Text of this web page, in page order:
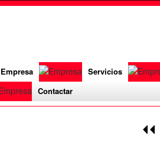
Empresa
Servicios
Contactar